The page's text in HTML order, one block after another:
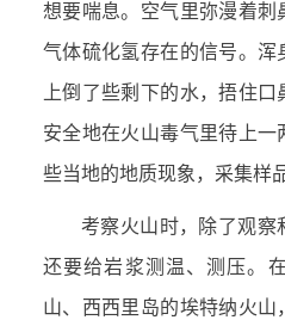
想要喘息。空气里弥漫着
气体硫化氢存在的信号。浑
上倒了些剩下的水，捂住
安全地在火山毒气里待上
些当地的地质现象，采集样品
考察火山时，除了观察
还要给岩浆测温、测压。
山、西西里岛的埃特纳火